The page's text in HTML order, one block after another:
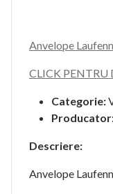
Anvelope
CLICK PENTRU
Categorie:
Descriere:
Anvelope